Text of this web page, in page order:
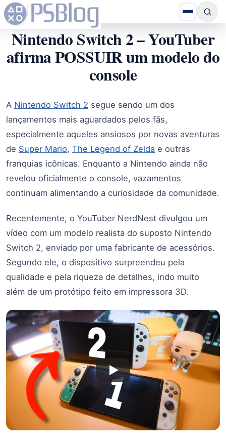
Nintendo Switch 2 – YouTuber
afirma POSSUIR um modelo do
console
A Nintendo Switch 2 segue sendo um dos
lançamentos mais aguardados pelos fãs,
especialmente aqueles ansiosos por novas aventuras
de Super Mario, The Legend of Zelda e outras
franquias icônicas. Enquanto a Nintendo ainda não
revelou oficialmente o console, vazamentos
continuam alimentando a curiosidade da comunidade.
Recentemente, o YouTuber NerdNest divulgou um
vídeo com um modelo realista do suposto Nintendo
Switch 2, enviado por uma fabricante de acessórios.
Segundo ele, o dispositivo surpreendeu pela
qualidade e pela riqueza de detalhes, indo muito
além de um protótipo feito em impressora 3D.